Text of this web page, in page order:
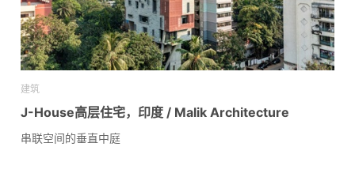
建筑
J-House高层住宅，印度 / Malik Architecture
串联空间的垂直中庭